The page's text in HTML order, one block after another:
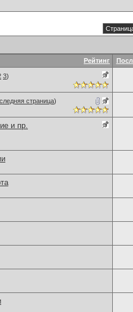
Рейтинг
3)
страница)
и пр.